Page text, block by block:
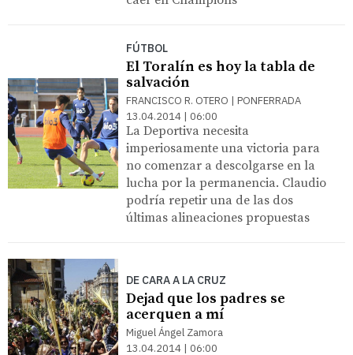
FÚTBOL
El Toralín es hoy la tabla de
salvación
FRANCISCO R. OTERO | PONFERRADA
13.04.2014 | 06:00
La Deportiva necesita
imperiosamente una victoria para
no comenzar a descolgarse en la
lucha por la permanencia. Claudio
podría repetir una de las dos
últimas alineaciones propuestas
DE CARA A LA CRUZ
Dejad que los padres se
acerquen a mí
Miguel Ángel Zamora
13.04.2014 | 06:00